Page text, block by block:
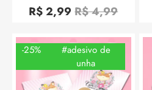
0
de
R$4,99
R$2,99
-25%
#adesivo de
unha